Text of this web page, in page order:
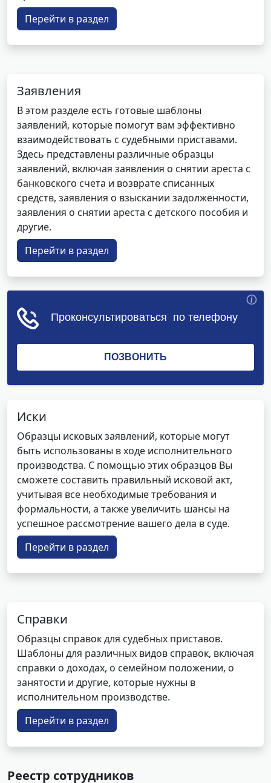
Перейти в раздел
Заявления
В этом разделе есть готовые шаблоны
заявлений, которые помогут вам эффективно
взаимодействовать с судебными приставами.
Здесь представлены различные образцы
заявлений, включая заявления о снятии ареста с
банковского счета и возврате списанных
средств, заявления о взыскании задолженности,
заявления о снятии ареста с детского пособия и
другие.
Перейти в раздел
Иски
Образцы исковых заявлений, которые могут
быть использованы в ходе исполнительного
производства. С помощью этих образцов Вы
сможете составить правильный исковой акт,
учитывая все необходимые требования и
формальности, а также увеличить шансы на
успешное рассмотрение вашего дела в суде.
Перейти в раздел
Справки
Образцы справок для судебных приставов.
Шаблоны для различных видов справок, включая
справки о доходах, о семейном положении, о
занятости и другие, которые нужны в
исполнительном производстве.
Перейти в раздел
Реестр сотрудников